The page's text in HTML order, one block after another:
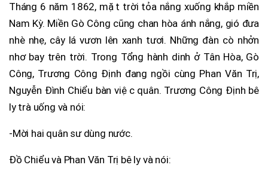
Tháng 6 năm 1862, mặt trời tỏa nắng xuống khắp miền
Nam Kỳ. Miền Gò Công cũng chan hòa ánh nắng, gió đưa
nhè nhẹ, cây lá vươn lên xanh tươi. Những đàn cò nhởn
nhơ bay trên trời. Trong Tổng hành dinh ở Tân Hòa, Gò
Công, Trương Công Định đang ngồi cùng Phan Văn Trị,
Nguyễn Đình Chiểu bàn việc quân. Trương Công Định bê
ly trà uống và nói:
-Mời hai quân sư dùng nước.
Đồ Chiểu và Phan Văn Trị bê ly và nói: